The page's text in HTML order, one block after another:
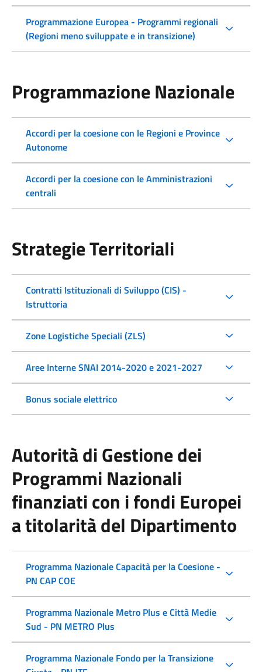
Programmazione Europea - Programmi regionali
(Regioni meno sviluppate e in transizione)
Programmazione Nazionale
Accordi per la coesione con le Regioni e Province
Autonome
Accordi per la coesione con le Amministrazioni
centrali
Strategie Territoriali
Contratti Istituzionali di Sviluppo (CIS) -
Istruttoria
Zone Logistiche Speciali (ZLS)
Aree Interne SNAI 2014-2020 e 2021-2027
Bonus sociale elettrico
Autorità di Gestione dei
Programmi Nazionali
finanziati con i fondi Europei
a titolarità del Dipartimento
Programma Nazionale Capacità per la Coesione -
PN CAP COE
Programma Nazionale Metro Plus e Città Medie
Sud - PN METRO Plus
Programma Nazionale Fondo per la Transizione